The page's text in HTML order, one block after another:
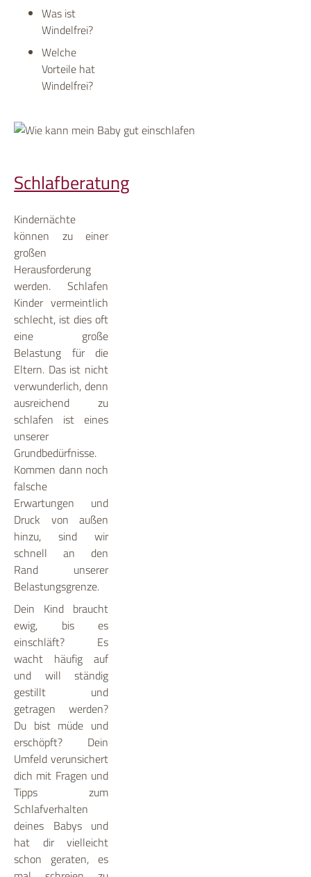
Was ist
Windelfrei?
Welche
Vorteile hat
Windelfrei?
Schlafberatung
Kindernächte
können zu einer
großen
Herausforderung
werden. Schlafen
Kinder vermeintlich
schlecht, ist dies oft
eine große
Belastung für die
Eltern. Das ist nicht
verwunderlich, denn
ausreichend zu
schlafen ist eines
unserer
Grundbedürfnisse.
Kommen dann noch
falsche
Erwartungen und
Druck von außen
hinzu, sind wir
schnell an den
Rand unserer
Belastungsgrenze.
Dein Kind braucht
ewig, bis es
einschläft? Es
wacht häufig auf
und will ständig
gestillt und
getragen werden?
Du bist müde und
erschöpft? Dein
Umfeld verunsichert
dich mit Fragen und
Tipps zum
Schlafverhalten
deines Babys und
hat dir vielleicht
schon geraten, es